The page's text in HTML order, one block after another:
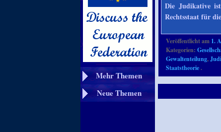
Mehr Themen
Neue Themen
Die Judikative
Rechtsstaat für
Veröffentlicht am 1.
Kategorien:
Gewaltenteilung,
Staatstheorie.